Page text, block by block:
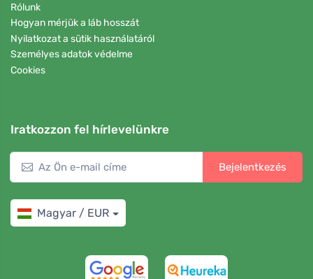
Rólunk
Hogyan mérjük a láb hosszát
Nyilatkozat a sütik használatáról
Személyes adatok védelme
Cookies
Iratkozzon fel hírlevelünkre
Bejelentkezés
Magyar / EUR